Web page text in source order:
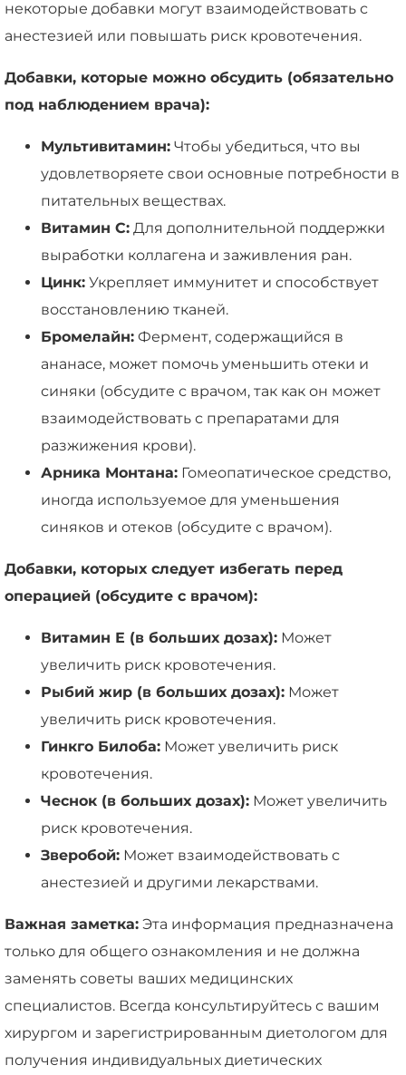
некоторые добавки могут взаимодействовать с
анестезией или повышать риск кровотечения.
Добавки, которые можно обсудить (обязательно
под наблюдением врача):
Мультивитамин: Чтобы убедиться, что вы
удовлетворяете свои основные потребности в
питательных веществах.
Витамин C: Для дополнительной поддержки
выработки коллагена и заживления ран.
Цинк: Укрепляет иммунитет и способствует
восстановлению тканей.
Бромелайн: Фермент, содержащийся в
ананасе, может помочь уменьшить отеки и
синяки (обсудите с врачом, так как он может
взаимодействовать с препаратами для
разжижения крови).
Арника Монтана: Гомеопатическое средство,
иногда используемое для уменьшения
синяков и отеков (обсудите с врачом).
Добавки, которых следует избегать перед
операцией (обсудите с врачом):
Витамин Е (в больших дозах): Может
увеличить риск кровотечения.
Рыбий жир (в больших дозах): Может
увеличить риск кровотечения.
Гинкго Билоба: Может увеличить риск
кровотечения.
Чеснок (в больших дозах): Может увеличить
риск кровотечения.
Зверобой: Может взаимодействовать с
анестезией и другими лекарствами.
Важная заметка: Эта информация предназначена
только для общего ознакомления и не должна
заменять советы ваших медицинских
специалистов. Всегда консультируйтесь с вашим
хирургом и зарегистрированным диетологом для
получения индивидуальных диетических